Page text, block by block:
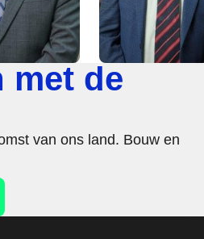
met de
van ons land. Bouw en